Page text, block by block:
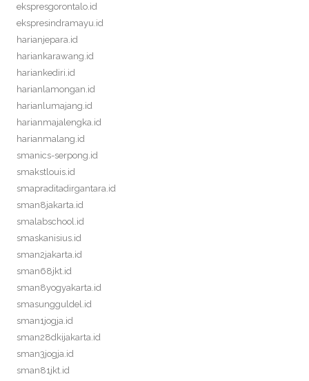
ekspresgorontalo.id
ekspresindramayu.id
harianjepara.id
hariankarawang.id
hariankediri.id
harianlamongan.id
harianlumajang.id
harianmajalengka.id
harianmalang.id
smanics-serpong.id
smakstlouis.id
smapraditadirgantara.id
sman8jakarta.id
smalabschool.id
smaskanisius.id
sman2jakarta.id
sman68jkt.id
sman8yogyakarta.id
smasungguldel.id
sman1jogja.id
sman28dkijakarta.id
sman3jogja.id
sman81jkt.id